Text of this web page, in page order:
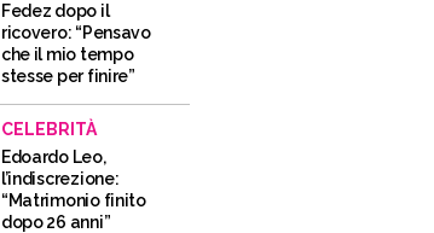
Fedez dopo il
ricovero: “Pensavo
che il mio tempo
stesse per finire”
CELEBRITÀ
Edoardo Leo,
l’indiscrezione:
“Matrimonio finito
dopo 26 anni”